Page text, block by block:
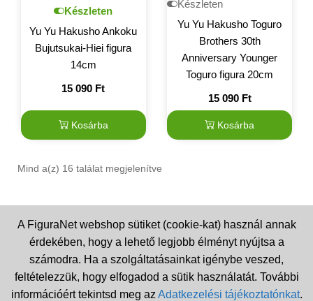
Készleten
Yu Yu Hakusho Ankoku
Bujutsukai-Hiei figura
14cm
15 090 Ft
Kosárba
Készleten
Yu Yu Hakusho Toguro
Brothers 30th
Anniversary Younger
Toguro figura 20cm
15 090 Ft
Kosárba
Mind a(z) 16 találat megjelenítve
A FiguraNet webshop sütiket (cookie-kat) használ annak
érdekében, hogy a lehető legjobb élményt nyújtsa a
számodra. Ha a szolgáltatásainkat igénybe veszed,
feltételezzük, hogy elfogadod a sütik használatát. További
információért tekintsd meg az Adatkezelési tájékoztatónkat.